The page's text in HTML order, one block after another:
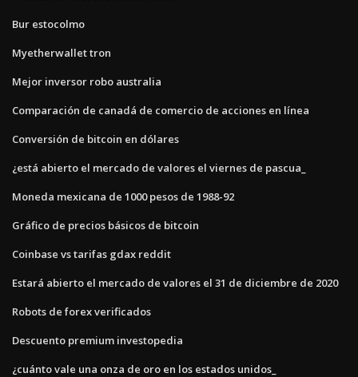
Bur estocolmo
Myetherwallet tron
Mejor inversor robo australia
Comparación de canadá de comercio de acciones en línea
Conversión de bitcoin en dólares
¿está abierto el mercado de valores el viernes de pascua_
Moneda mexicana de 1000 pesos de 1988-92
Gráfico de precios básicos de bitcoin
Coinbase vs tarifas gdax reddit
Estará abierto el mercado de valores el 31 de diciembre de 2020
Robots de forex verificados
Descuento premium investopedia
¿cuánto vale una onza de oro en los estados unidos_